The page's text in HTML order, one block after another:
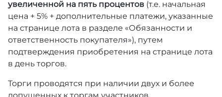
увеличенной на пять процентов (т.е. начальная
цена + 5% + дополнительные платежи, указанные
на странице лота в разделе «Обязанности и
ответственность покупателя»), путем
подтверждения приобретения на странице лота
в день торгов.
Торги проводятся при наличии двух и более
допущенных к торгам участников.